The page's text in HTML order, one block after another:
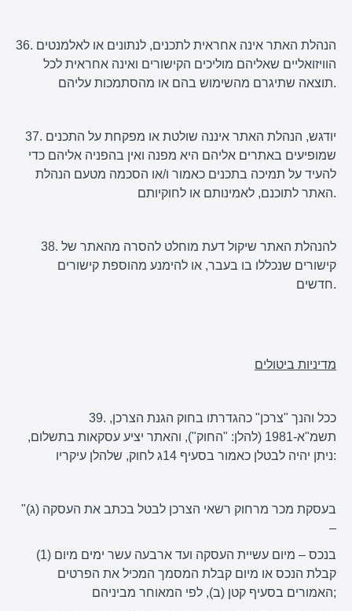
36. הנהלת האתר אינה אחראית לתכנים, לנתונים או לאלמנטים
הוויזואליים שאליהם מוליכים הקישורים ואינה אחראית לכל
תוצאה שתיגרם מהשימוש בהם או מהסתמכות עליהם.
37. יודגש, הנהלת האתר איננה שולטת או מפקחת על התכנים
שמופיעים באתרים אליהם היא מפנה ואין בהפניה אליהם כדי
להעיד על תמיכה בתכנים כאמור ו/או הסכמה מטעם הנהלת
האתר לתוכנם, לאמינותם או לחוקיותם.
38. להנהלת האתר שיקול דעת מוחלט להסרה מהאתר של
קישורים שנכללו בו בעבר, או להימנע מהוספת קישורים
חדשים.
מדיניות ביטולים
39. ככל והנך "צרכן" כהגדרתו בחוק הגנת הצרכן,
תשמ"א-1981 (להלן: "החוק"), והאתר יציע עסקאות בתשלום,
ניתן יהיה לבטלן כאמור בסעיף 14ג לחוק, שלהלן עיקריו:
"(ג) בעסקת מכר מרחוק רשאי הצרכן לבטל בכתב את העסקה
–
(1) בנכס – מיום עשיית העסקה ועד ארבעה עשר ימים מיום
קבלת הנכס או מיום קבלת המסמך המכיל את הפרטים
האמורים בסעיף קטן (ב), לפי המאוחר מביניהם;